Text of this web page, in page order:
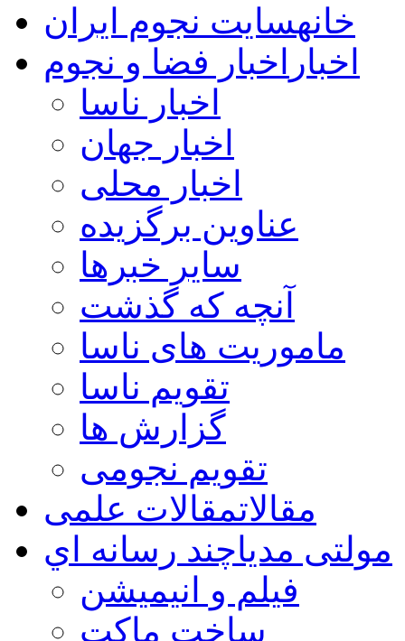
خانهسایت نجوم ایران
اخبار اخبار فضا و نجوم
اخبار ناسا
اخبار جهان
اخبار محلی
عناوین برگزیده
سایر خبرها
آنچه که گذشت
ماموریت های ناسا
تقویم ناسا
گزارش ها
تقویم نجومی
مقالاتمقالات علمی
مولتی مدیاچند رسانه اي
فیلم و انیمیشن
ساخت ماکت